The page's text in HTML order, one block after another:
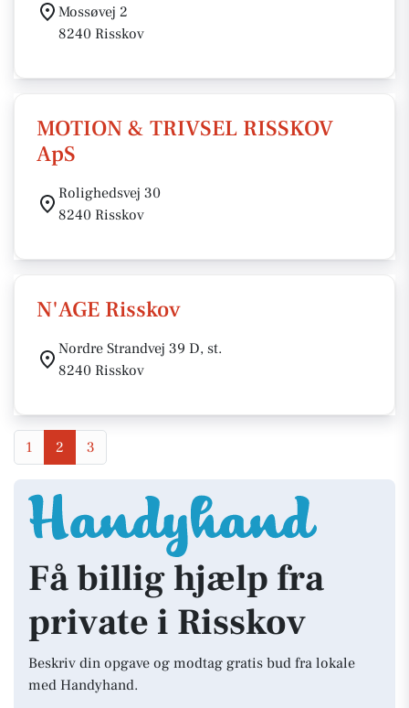
Mossøvej 2
8240 Risskov
MOTION & TRIVSEL RISSKOV
ApS
Rolighedsvej 30
8240 Risskov
N'AGE Risskov
Nordre Strandvej 39 D, st.
8240 Risskov
1 2 3
Få billig hjælp fra
private i Risskov
Beskriv din opgave og modtag gratis bud fra lokale
med Handyhand.